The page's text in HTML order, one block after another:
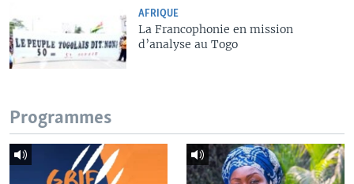
AFRIQUE
La Francophonie en mission
d’analyse au Togo
Programmes